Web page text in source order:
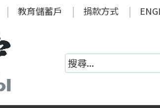
教育儲蓄戶 捐款方式